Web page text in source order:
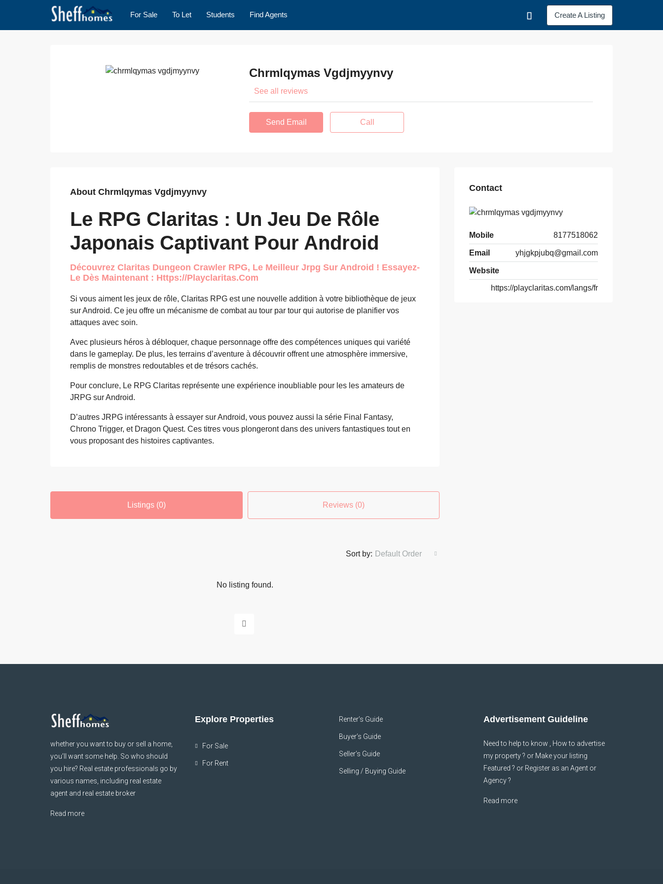
For Sale To Let Students Find Agents Create A Listing
Chrmlqymas Vgdjmyynvy
See all reviews
Send Email Call
About Chrmlqymas Vgdjmyynvy
Le RPG Claritas : Un Jeu De Rôle
Japonais Captivant Pour Android
Découvrez Claritas Dungeon Crawler RPG, Le Meilleur Jrpg Sur Android ! Essayez-
Le Dès Maintenant : Https://playclaritas.com
Si vous aiment les jeux de rôle, Claritas RPG est une nouvelle addition à votre bibliothèque de jeux
sur Android. Ce jeu offre un mécanisme de combat au tour par tour qui autorise de planifier vos
attaques avec soin.
Avec plusieurs héros à débloquer, chaque personnage offre des compétences uniques qui variété
dans le gameplay. De plus, les terrains d’aventure à découvrir offrent une atmosphère immersive,
remplis de monstres redoutables et de trésors cachés.
Pour conclure, Le RPG Claritas représente une expérience inoubliable pour les les amateurs de
JRPG sur Android.
D’autres JRPG intéressants à essayer sur Android, vous pouvez aussi la série Final Fantasy,
Chrono Trigger, et Dragon Quest. Ces titres vous plongeront dans des univers fantastiques tout en
vous proposant des histoires captivantes.
Listings (0) Reviews (0)
Sort by: Default Order
No listing found.
Contact
Mobile 8177518062
Email yhjgkpjubq@gmail.com
Website
https://playclaritas.com/langs/fr
whether you want to buy or sell a home,
you’ll want some help. So who should
you hire? Real estate professionals go by
various names, including real estate
agent and real estate broker
Read more
Explore Properties
For Sale
For Rent
Renter’s Guide
Buyer’s Guide
Seller’s Guide
Selling / Buying Guide
Advertisement Guideline
Need to help to know , How to advertise
my property ? or Make your listing
Featured ? or Register as an Agent or
Agency ?
Read more